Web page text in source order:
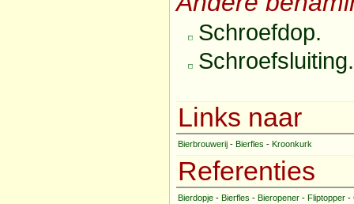
Schroefdop.
Schroefsluiting.
Links naar
Bierbrouwerij - Bierfles - Kroonkurk
Referenties
Bierdopje - Bierfles - Bieropener - Fliptopper -